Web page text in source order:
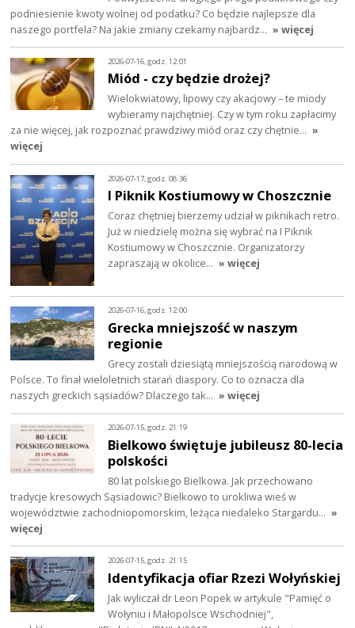
podniesienie kwoty wolnej od podatku? Co będzie najlepsze dla
naszego portfela? Na jakie zmiany czekamy najbardz… » więcej
2026-07-16, godz. 12:01
Miód - czy będzie drożej?
Wielokwiatowy, lipowy czy akacjowy – te miody
wybieramy najchętniej. Czy w tym roku zapłacimy
za nie więcej, jak rozpoznać prawdziwy miód oraz czy chętnie… »
więcej
2026-07-17, godz. 08:36
I Piknik Kostiumowy w Choszcznie
Coraz chętniej bierzemy udział w piknikach retro.
Już w niedzielę można się wybrać na I Piknik
Kostiumowy w Choszcznie. Organizatorzy
zapraszają w okolice… » więcej
2026-07-16, godz. 12:00
Grecka mniejszość w naszym
regionie
Grecy zostali dziesiątą mniejszością narodową w
Polsce. To finał wieloletnich starań diaspory. Co to oznacza dla
naszych greckich sąsiadów? Dlaczego tak… » więcej
2026-07-15, godz. 21:19
Bielkowo świętuje jubileusz 80-lecia
polskości
80 lat polskiego Bielkowa. Jak przechowano
tradycje kresowych Sąsiadowic? Bielkowo to urokliwa wieś w
województwie zachodniopomorskim, leżąca niedaleko Stargardu… »
więcej
2026-07-15, godz. 21:15
Identyfikacja ofiar Rzezi Wołyńskiej
Jak wyliczał dr Leon Popek w artykule "Pamięć o
Wołyniu i Małopolsce Wschodniej",